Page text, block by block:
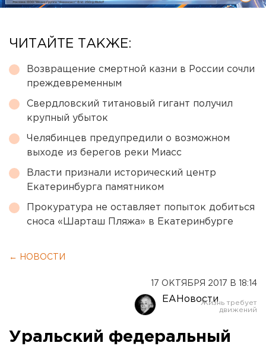
ЧИТАЙТЕ ТАКЖЕ:
Возвращение смертной казни в России сочли
преждевременным
Свердловский титановый гигант получил
крупный убыток
Челябинцев предупредили о возможном
выходе из берегов реки Миасс
Власти признали исторический центр
Екатеринбурга памятником
Прокуратура не оставляет попыток добиться
сноса «Шарташ Пляжа» в Екатеринбурге
← НОВОСТИ
17 ОКТЯБРЯ 2017 В 18:14
ЕАНовости
Уральский федеральный